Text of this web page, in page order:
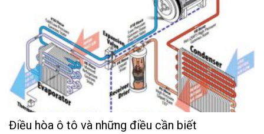
Điều hòa ô tô và những điều cần biết